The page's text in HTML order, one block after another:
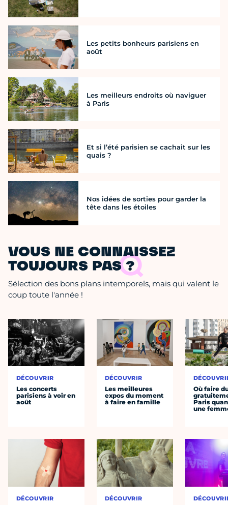
Les petits bonheurs parisiens en
août
Les meilleurs endroits où naviguer
à Paris
Et si l’été parisien se cachait sur les
quais ?
Nos idées de sorties pour garder la
tête dans les étoiles
VOUS NE CONNAISSEZ
TOUJOURS PAS ?
Sélection des bons plans intemporels, mais qui valent le
coup toute l'année !
DÉCOUVRIR
Les concerts
parisiens à voir en
août
DÉCOUVRIR
DÉCOUVRIR
Les meilleures
expos du moment
à faire en famille
DÉCOUVRIR
Où faire
Paris
une